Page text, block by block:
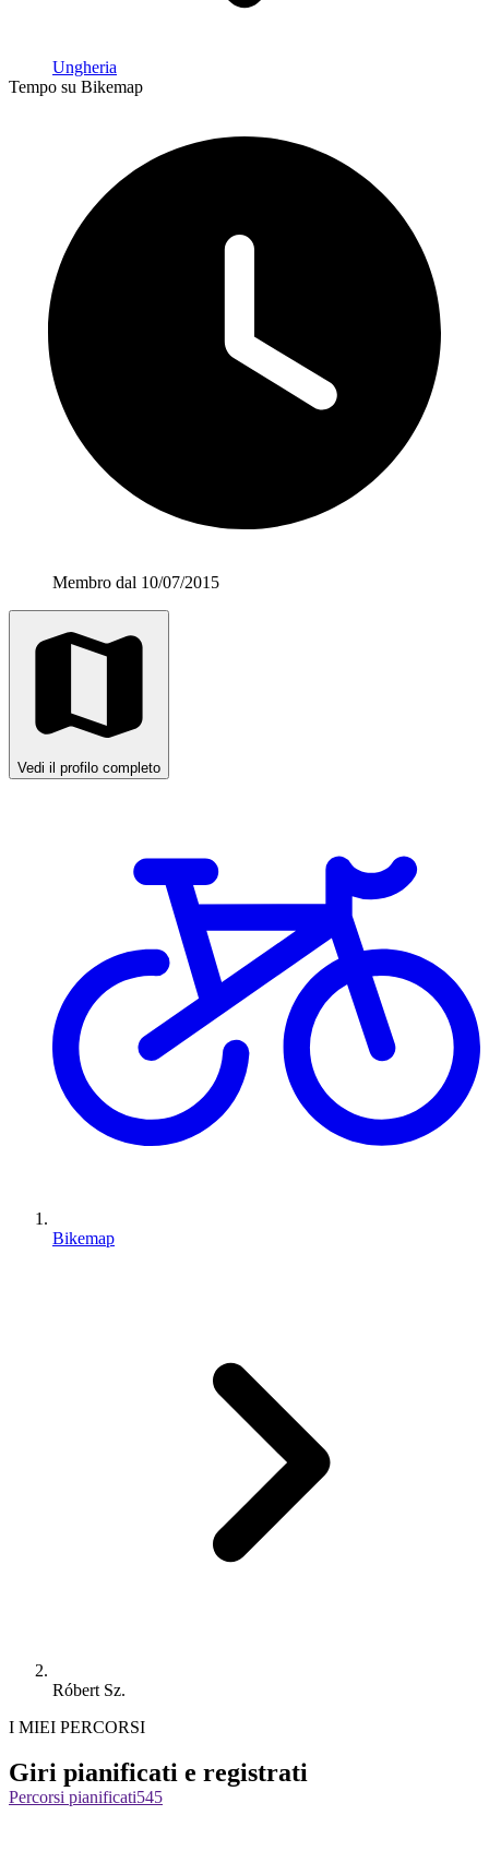
Ungheria
Tempo su Bikemap
Membro dal 10/07/2015
Vedi il profilo completo
Bikemap
Róbert Sz.
I MIEI PERCORSI
Giri pianificati e registrati
Percorsi pianificati545